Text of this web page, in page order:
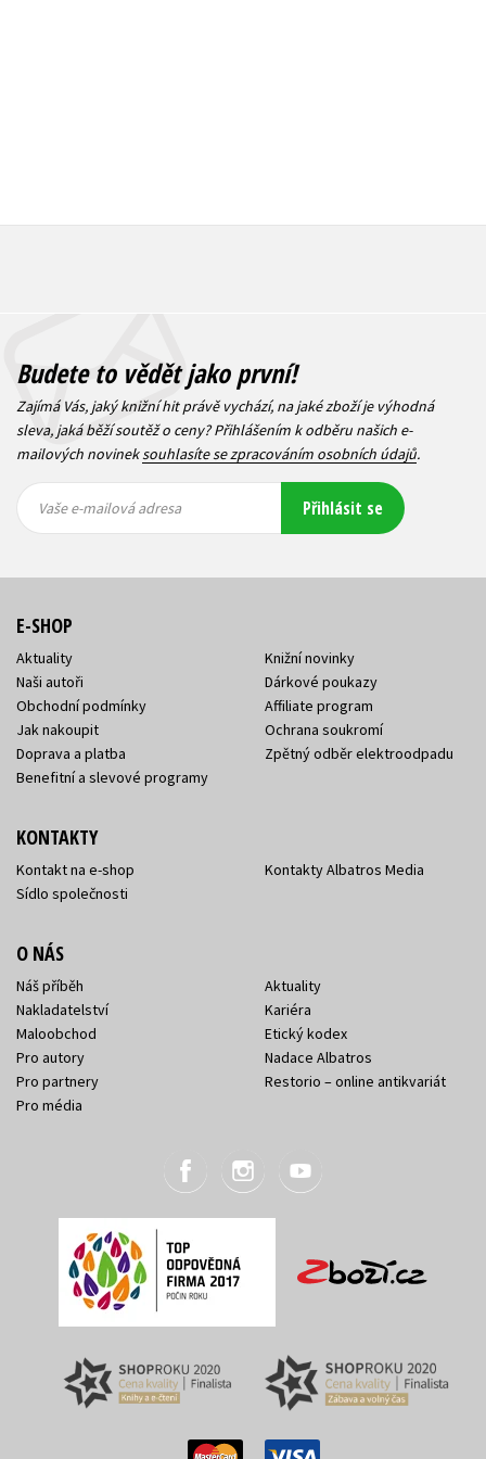
Budete to vědět jako první!
Zajímá Vás, jaký knižní hit právě vychází, na jaké zboží je výhodná
sleva, jaká běží soutěž o ceny? Přihlášením k odběru našich e-
mailových novineksouhlasíte se zpracováním osobních údajů.
mailová
mailová
Vaše e-mailová adresa Přihlásit se
E-SHOP
Aktuality
Naši autoři
Obchodní podmínky
Jak nakoupit
Doprava a platba
Benefitní a slevové programy
Knižní novinky
Dárkové poukazy
Affiliate program
Ochrana soukromí
Zpětný odběr elektroodpadu
KONTAKTY
Kontakt na e-shop
Sídlo společnosti
Kontakty Albatros Media
O NÁS
Náš příběh
Nakladatelství
Maloobchod
Pro autory
Pro partnery
Pro média
Aktuality
Kariéra
Etický kodex
Nadace Albatros
Restorio – online antikvariát